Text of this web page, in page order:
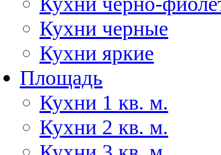
Кухни черные
Кухни яркие
Площадь
Кухни 1 кв. м.
Кухни 2 кв. м.